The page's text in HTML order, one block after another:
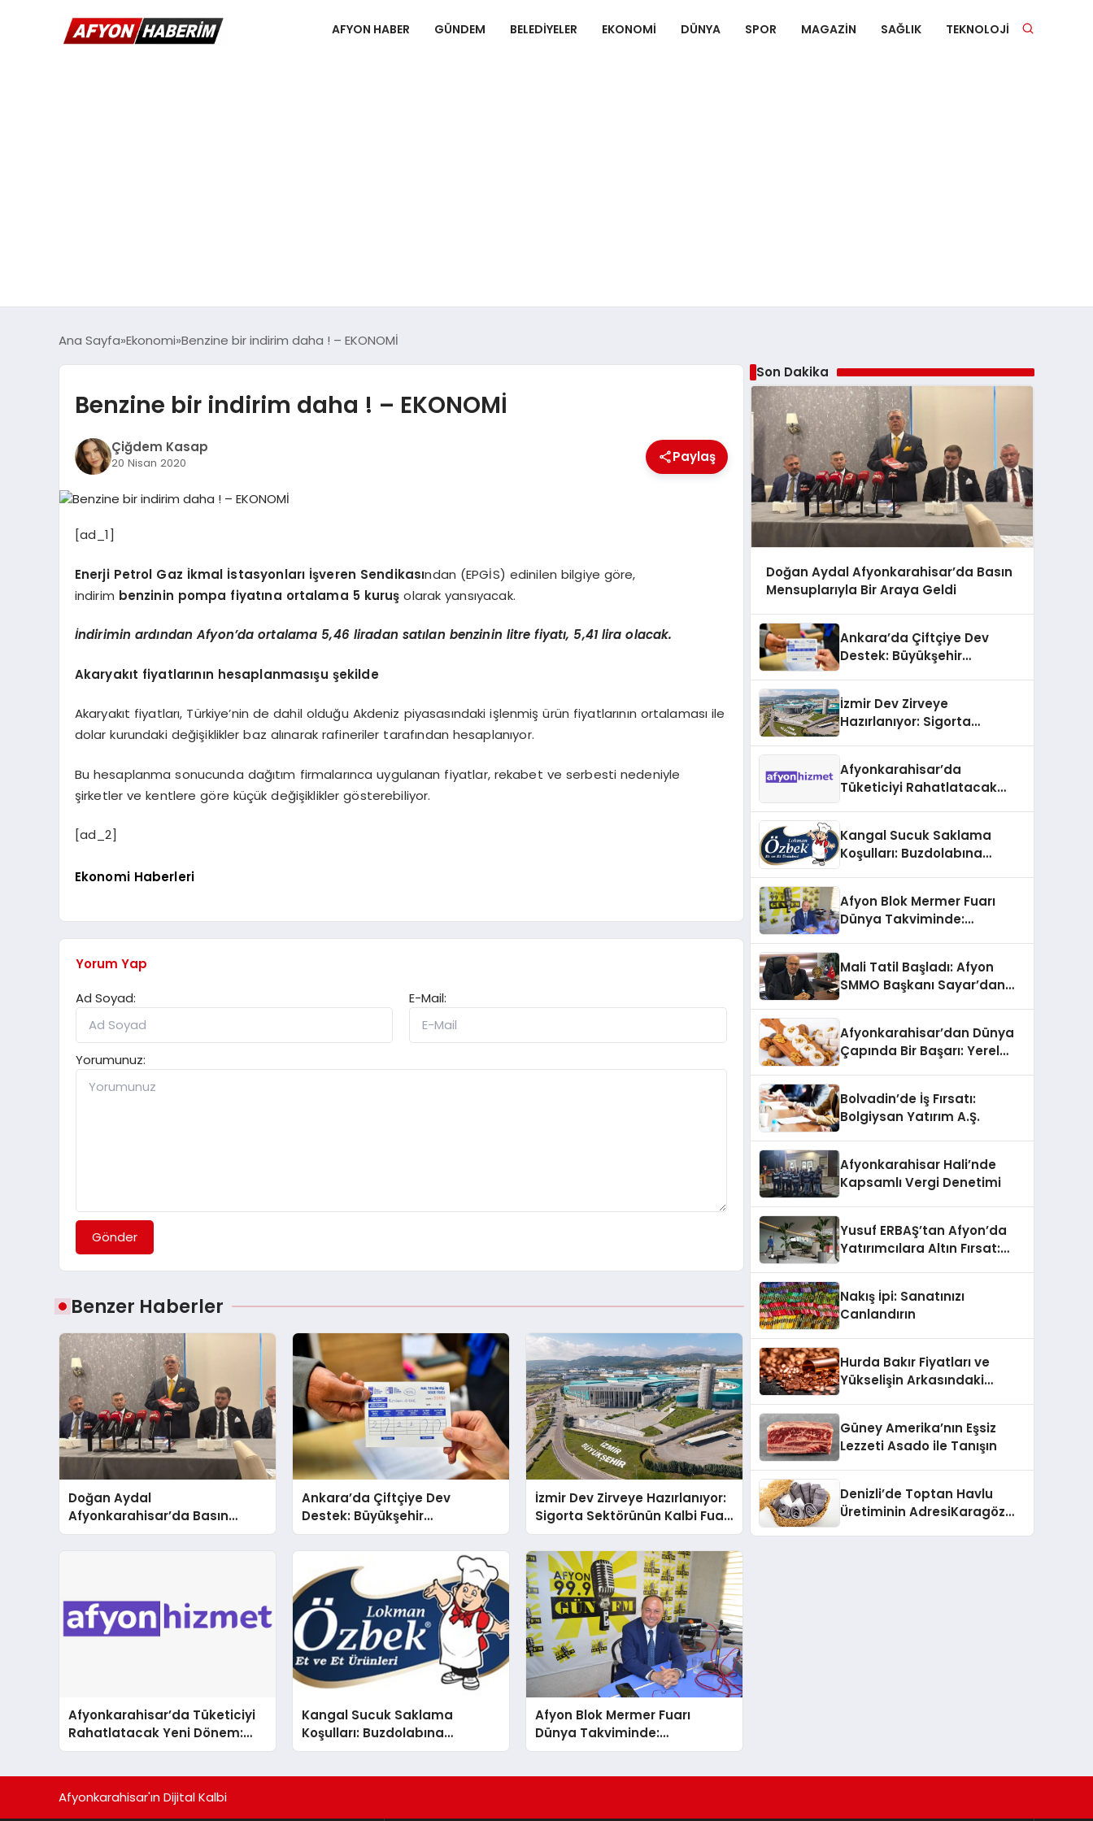
AFYON HABER GÜNDEM BELEDIYELER EKONOMI DÜNYA SPOR MAGAZIN SAĞLIK TEKNOLOJI
Ana Sayfa Ekonomi Benzine bir indirim daha ! – EKONOMİ
Benzine bir indirim daha ! – EKONOMİ
Çiğdem Kasap
20 Nisan 2020 Paylaş
[ad_1]
Enerji Petrol Gaz İkmal İstasyonları İşveren Sendikasından (EPGİS) edinilen bilgiye göre,
indirim benzinin pompa fiyatına ortalama 5 kuruş olarak yansıyacak.
İndirimin ardından Afyon’da ortalama 5,46 liradan satılan benzinin litre fiyatı, 5,41 lira olacak.
Akaryakıt fiyatlarının hesaplanmasışu şekilde
Akaryakıt fiyatları, Türkiye’nin de dahil olduğu Akdeniz piyasasındaki işlenmiş ürün fiyatlarının ortalaması ile
dolar kurundaki değişiklikler baz alınarak rafineriler tarafından hesaplanıyor.
Bu hesaplanma sonucunda dağıtım firmalarınca uygulanan fiyatlar, rekabet ve serbesti nedeniyle
şirketler ve kentlere göre küçük değişiklikler gösterebiliyor.
[ad_2]
Ekonomi Haberleri
Yorum Yap
Ad Soyad:
E-Mail:
Yorumunuz:
Gönder
Benzer Haberler
Doğan Aydal
Afyonkarahisar’da Basın
Mensuplarıyla Bir Araya Geldi
Ankara’da Çiftçiye Dev
Destek: Büyükşehir
Belediyesi’nden 8 Milyonluk
Fidan Hibesi
İzmir Dev Zirveye Hazırlanıyor:
Sigorta Sektörünün Kalbi Fuar
İzmir’de Atacak
Afyonkarahisar’da Tüketiciyi
Rahatlatacak Yeni Dönem:
İndirimli İşletmeler Afyon
Kangal Sucuk Saklama
Koşulları: Buzdolabına
Girmeyen Sucuk!
Afyon Blok Mermer Fuarı
Dünya Takviminde:
Serteser’den İhracat ve İşsizlik
Son Dakika
Doğan Aydal Afyonkarahisar’da Basın
Mensuplarıyla Bir Araya Geldi
Ankara’da Çiftçiye Dev
Destek: Büyükşehir
İzmir Dev Zirveye
Hazırlanıyor: Sigorta
Afyonkarahisar’da
Tüketiciyi Rahatlatacak
buluşuyor
Kangal Sucuk Saklama
Koşulları: Buzdolabına
Afyon Blok Mermer Fuarı
Dünya Takviminde:
Mali Tatil Başladı: Afyon
SMMO Başkanı Sayar’dan
Afyonkarahisar’dan Dünya
Çapında Bir Başarı: Yerel
Bolvadin’de İş Fırsatı:
Bolgiysan Yatırım A.Ş.
Afyonkarahisar Hali’nde
Kapsamlı Vergi Denetimi
Yusuf ERBAŞ’tan Afyon’da
Yatırımcılara Altın Fırsat:
Nakış İpi: Sanatınızı
Canlandırın
Hurda Bakır Fiyatları ve
Yükselişin Arkasındaki
Güney Amerika’nın Eşsiz
Lezzeti Asado ile Tanışın
Denizli’de Toptan Havlu
Üretiminin AdresiKaragöz
Afyonkarahisar'ın Dijital Kalbi